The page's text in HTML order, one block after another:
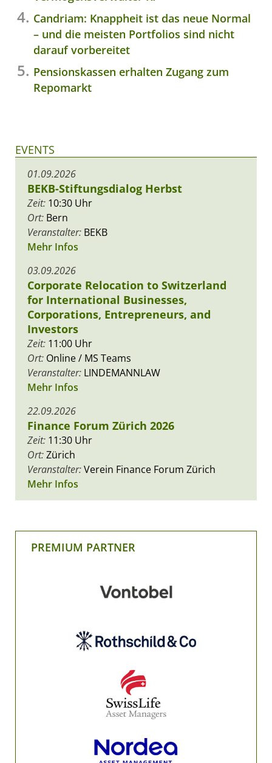
Candriam: Knappheit ist das neue Normal
– und die meisten Portfolios sind nicht
darauf vorbereitet
Pensionskassen erhalten Zugang zum
Repomarkt
EVENTS
01.09.2026
BEKB-Stiftungsdialog Herbst
Zeit: 10:30 Uhr
Ort: Bern
Veranstalter: BEKB
Mehr Infos
03.09.2026
Corporate Relocation to Switzerland
for International Businesses,
Corporations, Entrepreneurs, and
Investors
Zeit: 11:00 Uhr
Ort: Online / MS Teams
Veranstalter: LINDEMANNLAW
Mehr Infos
22.09.2026
Finance Forum Zürich 2026
Zeit: 11:30 Uhr
Ort:Zürich
Veranstalter:Verein Finance Forum Zürich
Mehr Infos
PREMIUM PARTNER